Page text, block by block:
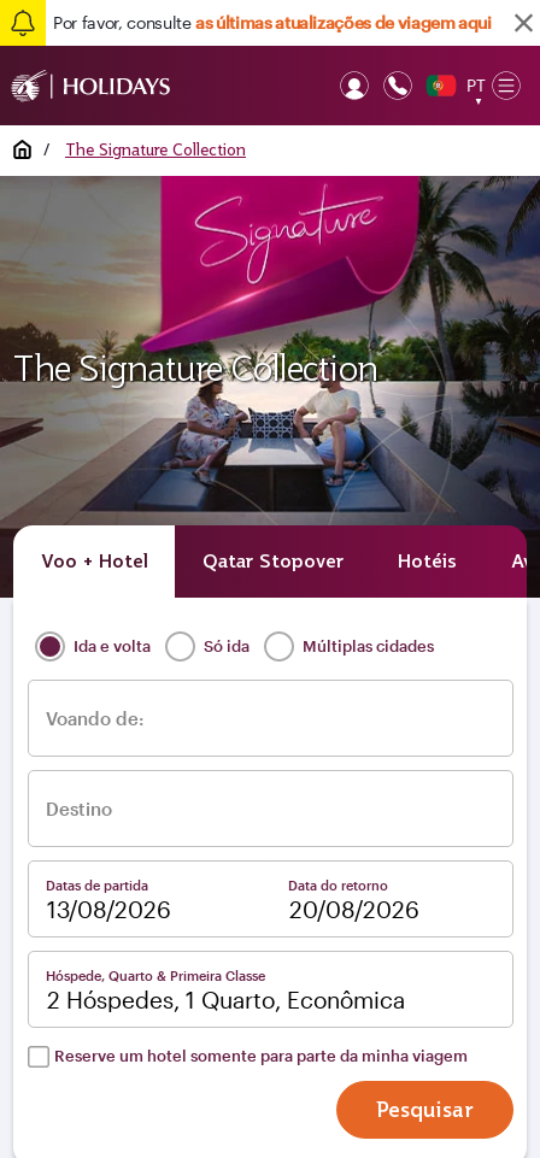
Por favor, consulteas últimas atualizações de viagem aqui
PT
▼
Home / The Signature Collection
The Signature Collection
Voo + Hotel Qatar Stopover Hotéis
Ida e volta Só ida Múltiplas cidades
Voando de:
Destino
Datas de partida Data do retorno
Hóspede, Quarto & Primeira Classe
2 Hóspedes, 1 Quarto, Econômica
Reserve um hotel somente para parte da minha viagem
Pesquisar